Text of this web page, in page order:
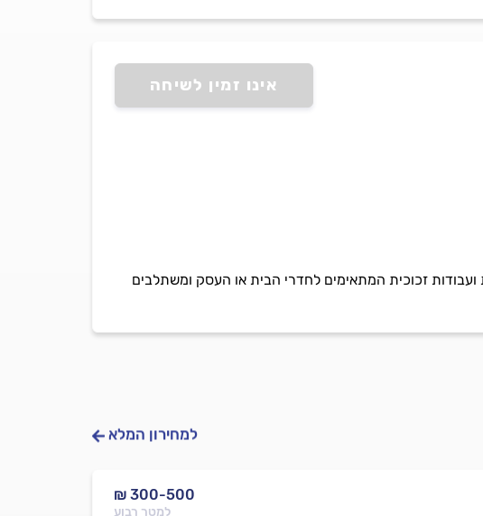
אינו זמין לשיחה
ועבודות זכוכית המתאימים לחדרי הבית או העסק ומשתלבים
למחירון המלא
₪ 300-500
למטר רבוע